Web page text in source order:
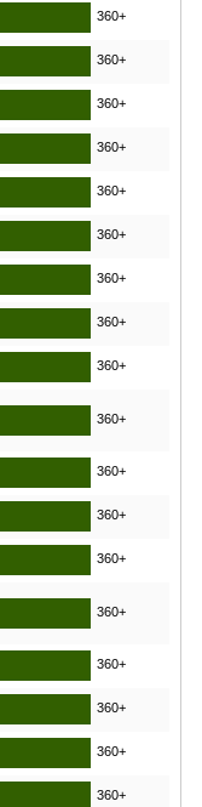
360+
360+
360+
360+
360+
360+
360+
360+
360+
360+
360+
360+
360+
360+
360+
360+
360+
360+